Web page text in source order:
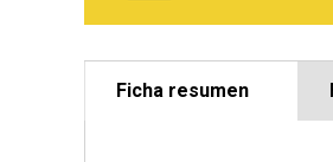
Ficha resumen